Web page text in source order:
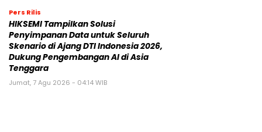
Pers Rilis
HIKSEMI Tampilkan Solusi
Penyimpanan Data untuk Seluruh
Skenario di Ajang DTI Indonesia 2026,
Dukung Pengembangan AI di Asia
Tenggara
Jumat, 7 Agu 2026 - 04:14 WIB